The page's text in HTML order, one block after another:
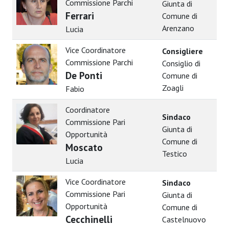
Commissione Parchi
Ferrari
Lucia
Giunta di
Comune di
Arenzano
Vice Coordinatore
Commissione Parchi
De Ponti
Fabio
Consigliere
Consiglio di
Comune di
Zoagli
Coordinatore
Commissione Pari
Opportunità
Moscato
Lucia
Sindaco
Giunta di
Comune di
Testico
Vice Coordinatore
Commissione Pari
Opportunità
Cecchinelli
Sindaco
Giunta di
Comune di
Castelnuovo